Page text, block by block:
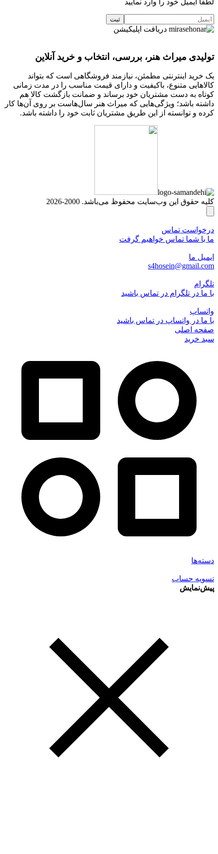
دریافت اپلیکیشن
تولیدی میراث هنر، بررسی، انتخاب و خرید آنلاین
یک خرید اینترنتی مطمئن، نیازمند فروشگاهی است که بتواند
کالاهایی متنوع، باکیفیت و دارای قیمت مناسب را در مدت زمانی
کوتاه به دست مشتریان خود برساند و ضمانت بازگشت کالا هم
داشته باشد؛ ویژگی‌هایی که میراث هنر سال‌هاست بر روی آن‌ها کار
کرده و توانسته از این طریق مشتریان ثابت خود را داشته باشد.
کلیه حقوق این وب‌سایت محفوظ می‌باشد. 2000-2026
درخواست تماس
ما با شما تماس خواهیم گرفت
ایمیل ما
s4hosein@gmail.com
تلگرام
با ما در تلگرام در تماس باشید
واتساپ
با ما در واتساپ در تماس باشید
صفحه اصلی
سبد خرید
دسته‌ها
تسویه حساب
پیش‌نمایش